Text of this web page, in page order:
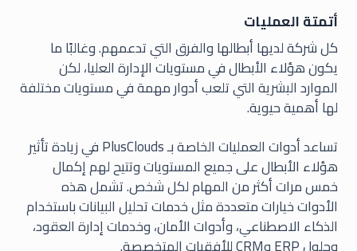
أتمتة العمليات
كل شركة لديها أبطالها والفرق التي تدعمهم. وغالبًا ما
يكون هؤلاء الأبطال في مستويات الإدارة العليا، لكن
الموارد البشرية التي تلعب أدوار مهمة في مستويات مختلفة
لها أهمية حيوية.
تساعد أدوات العمليات الخاصة بـ PlusClouds في زيادة تأثير
هؤلاء الأبطال على جميع المستويات وتتيح لهم إكمال
خمس مرات أكثر من المهام لكل شخص. تشمل هذه
الأدوات خيارات متعددة مثل خدمات تحليل البيانات باستخدام
الذكاء الاصطناعي، وأدوات الأمان، وخدمات إدارة العقود،